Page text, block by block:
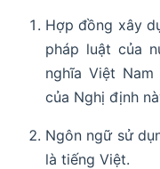
Hợp đồng xây
pháp luật của
nghĩa Việt
của Nghị định
Ngôn ngữ sử
là tiếng Việt.